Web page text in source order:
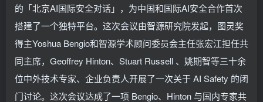
的「北京AI国际安全对话」，为中国和国际AI安全合作首次
搭建了一个独特平台。这次会议由智源研究院发起，图灵奖
得主Yoshua Bengio和智源学术顾问委员会主任张宏江担任共
同主席，Geoffrey Hinton、Stuart Russell 、姚期智等三十余
位中外技术专家、企业负责人开展了一次关于 AI Safety 的闭
门讨论。这次会议达成了一项 Bengio、Hinton 与国内专家共